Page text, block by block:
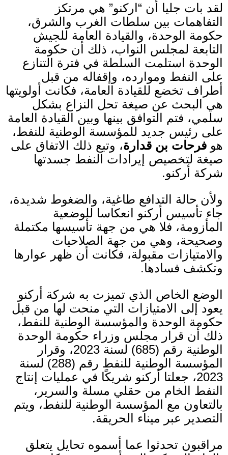
لقد بات جليا أن “اركنو” هي مرتكز
التفاهمات بين سلطات الغرب والشرق،
حكومة الوحدة، والقيادة العامة للجيش
التابعة لمجلس النواب، ذلك أن حكومة
الوحدة استلمت السلطة في فترة التنازع
على النفط وموارده، وإقفاله من قبل
أطراف تخضع للقيادة العامة، فكانت أولويتها
هي البحث عن صيغة تحل النزاع بشكل
سلمي، فتم التوافق بينها وبين القيادة العامة
على رئيس جديد للمؤسسة الوطنية للنفط،
هو فرحات بن قدارة، وتبع ذلك الاتفاق على
صيغة لتخصيص إيرادات النفط جسدتها
شركة أركنو.
ولأن حالة التدافع طاغية، والضغوط شديدة،
جاء تأسيس أركنو انعكاسا للوضعية
المأزومة، فلا هي من جهة تأسيسها مكتملة
وصحيحة، وهي من جهة الصلاحيات
والامتيازات مقبولة، فكانت أن ظهر عوارها
وتكشف فسادها.
الوضع الخاص الذي تميزت به شركة أركنو
يعود إلى الامتيازات التي منحت لها من قبل
حكومة الوحدة والمؤسسة الوطنية للنفط،
ذلك أن قرار مجلس وزراء حكومة الوحدة
الوطنية رقم (685) لسنة 2023، وقرار
المؤسسة الوطنية للنفط رقم (288)
لسنة
2023، جعلتا أركنو شريكًا في عمليات إنتاج
النفط الخام من حقلي مسلة والسرير،
بالتعاون مع المؤسسة الوطنية للنفط، ويتم
التصدير عبر ميناء الحريقة.
مراقبون تحدثوا عما أسموه تحايل يتعلق